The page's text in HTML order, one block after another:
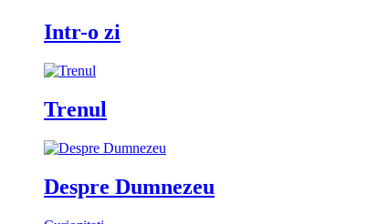
Intr-o zi
Trenul
Despre Dumnezeu